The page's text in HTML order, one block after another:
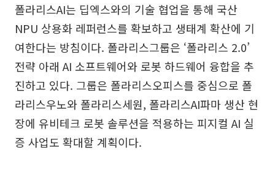
폴라리스AI는 딥엑스와의 기술 협업을 통해 국산
NPU 상용화 레퍼런스를 확보하고 생태계 확산에 기
여한다는 방침이다. 폴라리스그룹은 ‘폴라리스 2.0’
전략 아래 AI 소프트웨어와 로봇 하드웨어 융합을 추
진하고 있다. 그룹은 폴라리스오피스를 중심으로 폴
라리스우노와 폴라리스세원, 폴라리스AI파마 생산 현
장에 유비테크 로봇 솔루션을 적용하는 피지컬 AI 실
증 사업도 확대할 계획이다.